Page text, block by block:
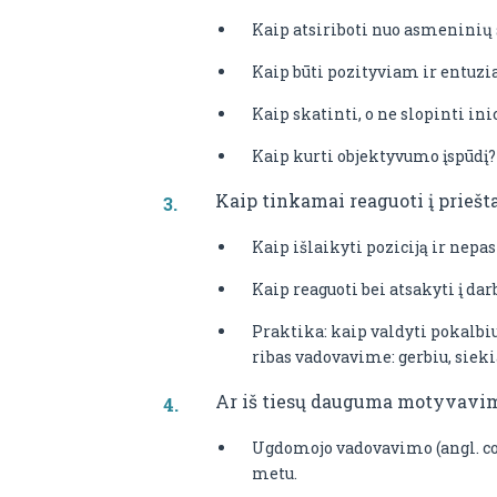
Kaip atsiriboti nuo
Kaip būti pozityviam ir
Kaip skatinti, o ne slopinti
Kaip kurti objektyvumo įspūdį?
Kaip tinkamai reaguoti į
Kaip išlaikyti poziciją ir
Kaip reaguoti bei atsakyti į
Praktika: kaip valdyti
ribas vadovavime: gerbiu,
Ar iš tiesų dauguma
Ugdomojo vadovavimo
metu.